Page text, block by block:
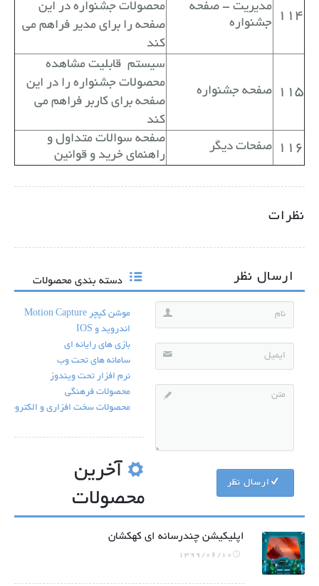
114
مدیریت - صفحه
جشنواره
محصولات جشنواره در این
صفحه را برای مدیر فراهم می
کند
115 صفحه جشنواره
سیستم قابلیت مشاهده
محصولات جشنواره را در این
صفحه برای کاربر فراهم می
کند
116 صفحات دیگر
صفحه سوالات متداول و
راهنمای خرید و قوانین
نظرات
ارسال نظر
ارسال نظر
دسته بندی محصولات
موشن کپچر Motion Capture
اندروید و IOS
بازی های رایانه ای
سامانه های تحت وب
نرم افزار تحت ویندوز
محصولات فرهنگی
محصولات سخت افزاری و
آخرین
محصولات
اپلیکیشن چندرسانه ای کهکشان
1399/06/10